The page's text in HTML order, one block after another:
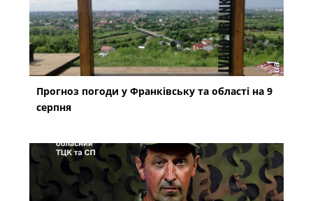
Прогноз погоди у Франківську та області на 9
серпня